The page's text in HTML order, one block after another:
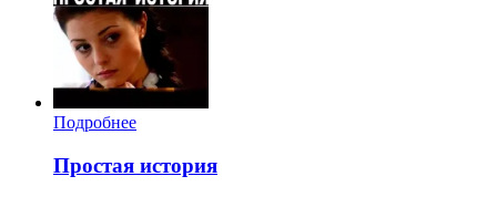
Подробнее
Простая история